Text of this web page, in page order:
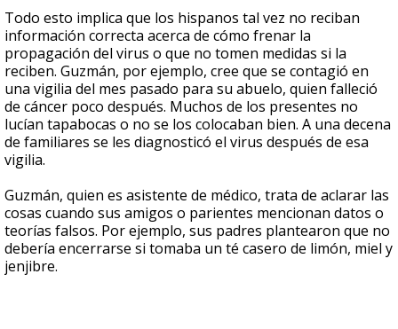
Todo esto implica que los hispanos tal vez no reciban
información correcta acerca de cómo frenar la
propagación del virus o que no tomen medidas si la
reciben. Guzmán, por ejemplo, cree que se contagió en
una vigilia del mes pasado para su abuelo, quien falleció
de cáncer poco después. Muchos de los presentes no
lucían tapabocas o no se los colocaban bien. A una decena
de familiares se les diagnosticó el virus después de esa
vigilia.
Guzmán, quien es asistente de médico, trata de aclarar las
cosas cuando sus amigos o parientes mencionan datos o
teorías falsos. Por ejemplo, sus padres plantearon que no
debería encerrarse si tomaba un té casero de limón, miel y
jenjibre.